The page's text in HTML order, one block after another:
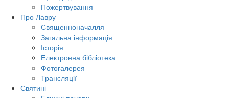
Пожертвування
Про Лавру
Священноначалля
Загальна інформація
Історія
Електронна бібліотека
Фотогалерея
Трансляцiї
Святині